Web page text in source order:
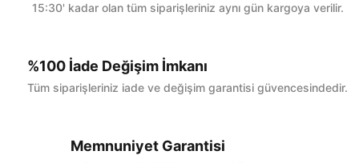
15:30' kadar olan tüm siparişleriniz aynı gün kargoya verilir.
%100 İade Değişim İmkanı
Tüm siparişleriniz iade ve değişim garantisi güvencesindedir.
Memnuniyet Garantisi